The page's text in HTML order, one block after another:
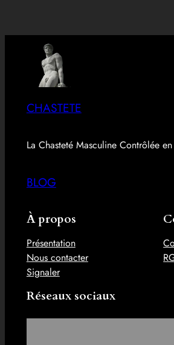
CHASTETE
La Chasteté Masculine Contrôlée
BLOG
À propos
Présentation
Nous contacter
Signaler
Réseaux sociaux